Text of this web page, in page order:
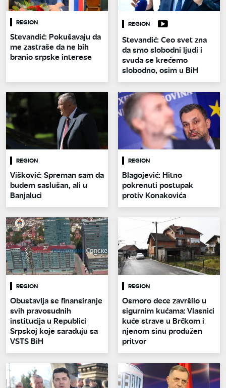
REGION
Stevandić: Pokušavaju da
me zastraše da ne bih
branio srpske interese
REGION
Stevandić: Ceo svet zna
da smo slobodni ljudi i
svuda se krećemo
slobodno, osim u BiH
REGION
Višković: Spreman sam da
budem saslušan, ali u
Banjaluci
REGION
Blagojević: Hitno
pokrenuti postupak
protiv Konakovića
REGION
Obustavlja se finansiranje
svih pravosudnih
institucija u Republici
Srpskoj koje sarađuju sa
VSTS BiH
REGION
Osmoro dece završilo u
sigurnim kućama: Vlasnici
kuće strave u Brčkom i
njenom sinu produžen
pritvor